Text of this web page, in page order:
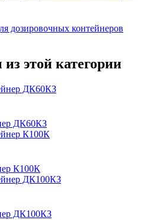
дозировочных контейнеров
этой категории
ДК60КЗ
К100К
ДК100КЗ